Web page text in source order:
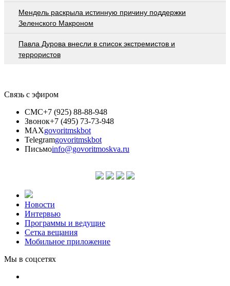
Мендель раскрыла истинную причину поддержки
Зеленского Макроном
Павла Дурова внесли в список экстремистов и
террористов
Связь с эфиром
СМС+7 (925) 88-88-948
Звонок+7 (495) 73-73-948
MAXgovoritmskbot
Telegramgovoritmskbot
Письмоinfo@govoritmoskva.ru
Новости
Интервью
Программы и ведущие
Сетка вещания
Мобильное приложение
Мы в соцсетях